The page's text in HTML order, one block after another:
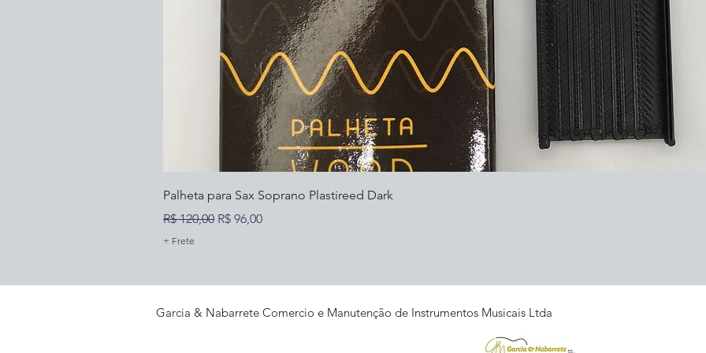
Palheta para Sax Soprano Plastireed Dark
Preço normal
R$ 120,00 Preço promocional
R$ 96,00
+ Frete
Garcia & Nabarrete Comercio e Manutenção de Instrumentos Musicais Ltda